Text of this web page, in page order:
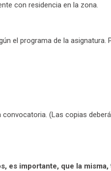
con residencia en la zona.
el programa de la asignatura.
(Las copias
es importante, que la misma,